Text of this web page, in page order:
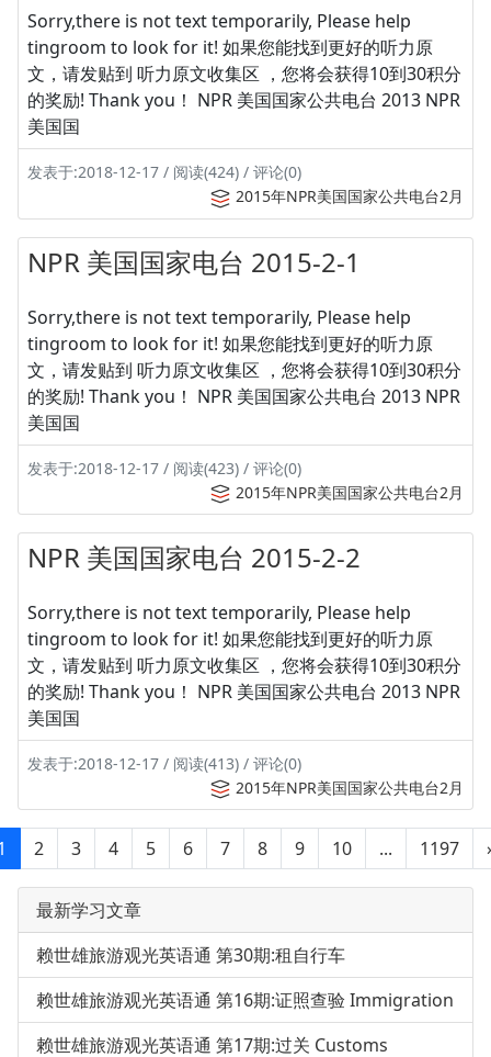
Sorry,there is not text temporarily, Please help
tingroom to look for it! 如果您能找到更好的听力原
文，请发贴到 听力原文收集区 ，您将会获得10到30积分
的奖励! Thank you！ NPR 美国国家公共电台 2013 NPR
美国国
发表于:2018-12-17 / 阅读(424) / 评论(0)
2015年NPR美国国家公共电台2月
NPR 美国国家电台 2015-2-1
Sorry,there is not text temporarily, Please help
tingroom to look for it! 如果您能找到更好的听力原
文，请发贴到 听力原文收集区 ，您将会获得10到30积分
的奖励! Thank you！ NPR 美国国家公共电台 2013 NPR
美国国
发表于:2018-12-17 / 阅读(423) / 评论(0)
2015年NPR美国国家公共电台2月
NPR 美国国家电台 2015-2-2
Sorry,there is not text temporarily, Please help
tingroom to look for it! 如果您能找到更好的听力原
文，请发贴到 听力原文收集区 ，您将会获得10到30积分
的奖励! Thank you！ NPR 美国国家公共电台 2013 NPR
美国国
发表于:2018-12-17 / 阅读(413) / 评论(0)
2015年NPR美国国家公共电台2月
2 3 4 5 6 7 8 9 10 ... 1197
最新学习文章
赖世雄旅游观光英语通 第30期:租自行车
赖世雄旅游观光英语通 第16期:证照查验 Immigration
赖世雄旅游观光英语通 第17期:过关 Customs